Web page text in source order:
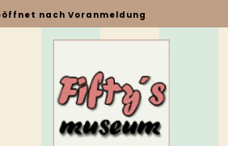
nach Voranmeldung